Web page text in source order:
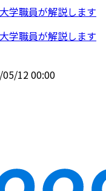
学職員が解説します
学職員が解説します
05/12 00:00